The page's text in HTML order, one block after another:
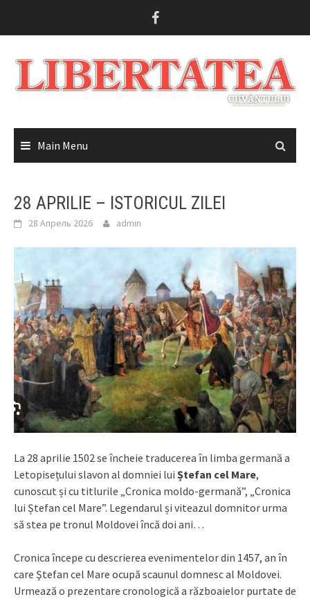
Main Menu
28 APRILIE – ISTORICUL ZILEI
28 Апрель 2026 admin
La 28 aprilie 1502 se încheie traducerea în limba germană a
Letopisețului slavon al domniei lui Ștefan cel Mare,
cunoscut și cu titlurile „Cronica moldo-germană”, „Cronica
lui Ștefan cel Mare”. Legendarul și viteazul domnitor urma
să stea pe tronul Moldovei încă doi ani…
Cronica începe cu descrierea evenimentelor din 1457, an în
care Ştefan cel Mare ocupă scaunul domnesc al Moldovei.
Urmează o prezentare cronologică a războaielor purtate de